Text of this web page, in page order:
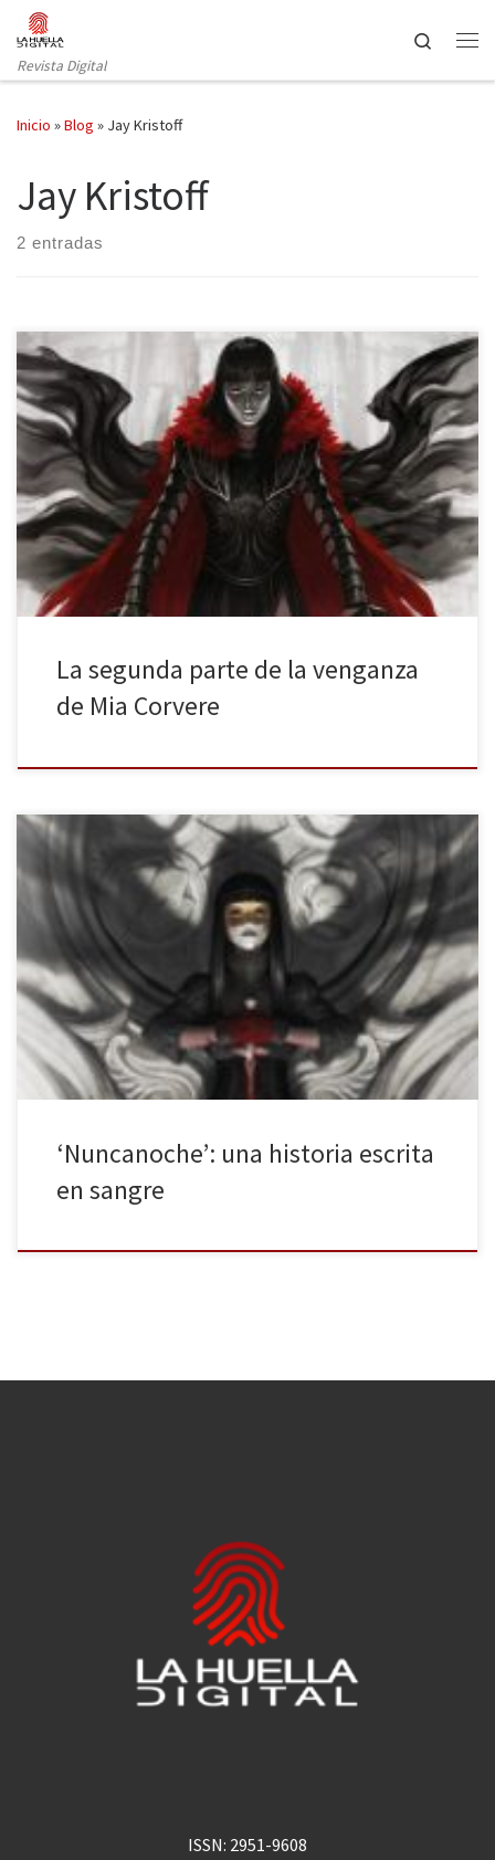
Saltar al contenido
Revista Digital
Search
Inicio »Blog » Jay Kristoff
Jay Kristoff
2 entradas
Plaza y Janés publica la segunda parte de Las crónicas de la
Nuncanoche bajo el título Tumba de Dioses. Jay Kristoff nos lleva
de vuelta a la República de Itreya junto con Mia, Don Majo y
Eclipse. Un viaje de la mano de un narrador trovadoresco que nos
guía por una […]
La segunda parte de la venganza
de Mia Corvere
Plaza y Janés nos acerca una historia de venganza
con Nuncanoche de Jay Kristoff. Un mundo de fantasía imperado
por tres soles —que al contrario que en Memorias de Idún no
tendrá tres lunas— y, en el cual, la Veroscuridad solo llega una vez
cada dos años y medio. La tenebrosidad […]
‘Nuncanoche’: una historia escrita
en sangre
ISSN: 2951-9608